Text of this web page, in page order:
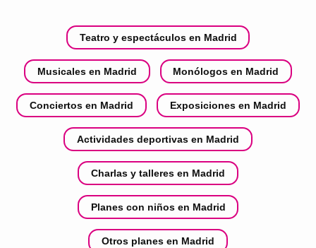
Teatro y espectáculos en Madrid
Musicales en Madrid Monólogos en Madrid
Conciertos en Madrid Exposiciones en Madrid
Actividades deportivas en Madrid
Charlas y talleres en Madrid
Planes con niños en Madrid
Otros planes en Madrid